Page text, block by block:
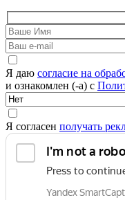
Я даю согласие на
и ознакомлен (-а) с
Я согласен получать